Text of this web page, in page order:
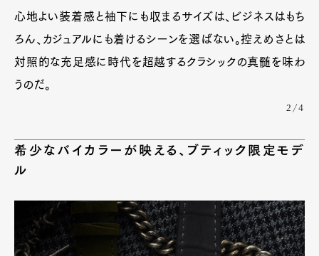
心地よい装着感と袖下にも収まるサイズは、ビジネスはもち
ろん、カジュアルにも着けるシーンを選ばない。控えめさとは
対照的な充足感に時代を超越するクラシックの真髄を味わ
うのだ。
2/4
希少なバイカラーが映える、ブティック限定モデ
ル